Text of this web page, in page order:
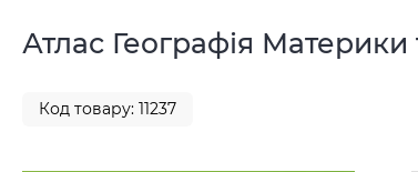
Атлас Географія Материки
Код товару: 11237